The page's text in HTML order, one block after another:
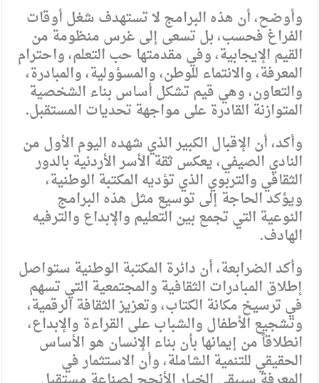
وأوضح، أن هذه البرامج لا تستهدف شغل أوقات
الفراغ فحسب، بل تسعى إلى غرس منظومة من
القيم الإيجابية، وفي مقدمتها حب التعلم، واحترام
المعرفة، والانتماء للوطن، والمسؤولية، والمبادرة،
والتعاون، وهي قيم تشكل أساس بناء الشخصية
المتوازنة القادرة على مواجهة تحديات المستقبل.
وأكد، أن الإقبال الكبير الذي شهده اليوم الأول من
النادي الصيفي، يعكس ثقة الأسر الأردنية بالدور
الثقافي والتربوي الذي تؤديه المكتبة الوطنية،
ويؤكد الحاجة إلى توسيع مثل هذه البرامج
النوعية التي تجمع بين التعليم والإبداع والترفيه
الهادف.
وأكد الضرابعة، أن دائرة المكتبة الوطنية ستواصل
إطلاق المبادرات الثقافية والمجتمعية التي تسهم
في ترسيخ مكانة الكتاب، وتعزيز الثقافة الرقمية،
وتشجيع الأطفال والشباب على القراءة والإبداع،
انطلاقاً من إيمانها بأن بناء الإنسان هو الأساس
الحقيقي للتنمية الشاملة، وأن الاستثمار في